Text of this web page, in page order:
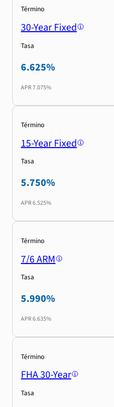
Término
30-Year Fixed
Tasa
6.625%
APR7.075%
Término
15-Year Fixed
Tasa
5.750%
APR6.525%
Término
7/6 ARM
Tasa
5.990%
APR6.635%
Término
FHA 30-Year
Tasa